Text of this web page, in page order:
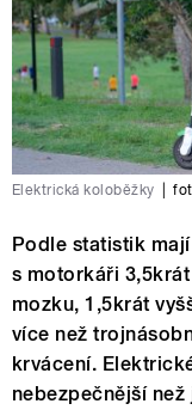
Elektrická koloběžky
Podle statistik
s motorkáři
mozku, 1,5krát
více než
krvácení.
nebezpečnější